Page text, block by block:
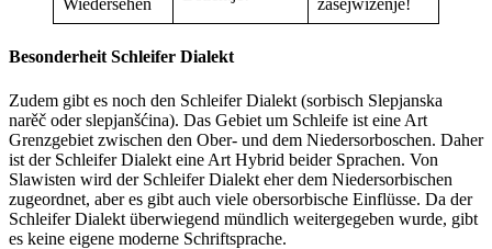
Wiedersehen
zasejwiźenje!
Besonderheit Schleifer Dialekt
Zudem gibt es noch den Schleifer Dialekt (sorbisch Slepjanska
narěč oder slepjanšćina). Das Gebiet um Schleife ist eine Art
Grenzgebiet zwischen den Ober- und dem Niedersorboschen. Daher
ist der Schleifer Dialekt eine Art Hybrid beider Sprachen. Von
Slawisten wird der Schleifer Dialekt eher dem Niedersorbischen
zugeordnet, aber es gibt auch viele obersorbische Einflüsse. Da der
Schleifer Dialekt überwiegend mündlich weitergegeben wurde, gibt
es keine eigene moderne Schriftsprache.